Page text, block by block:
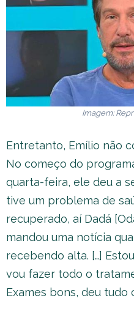
Imagem:
Entretanto, Emílio não
No começo do
quarta-feira, ele deu a
tive um problema de
recuperado, aí Dadá
mandou uma notícia
recebendo alta. […]
vou fazer todo o
Exames bons, deu tudo